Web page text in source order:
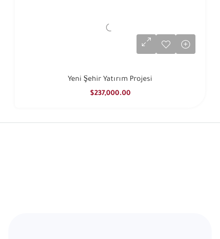
Yeni Şehir Yatırım Projesi
$237,000.00